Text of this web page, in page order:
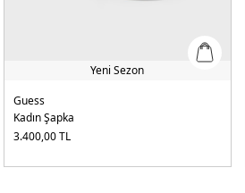
Yeni Sezon
Guess
Kadın Şapka
3.400,00TL